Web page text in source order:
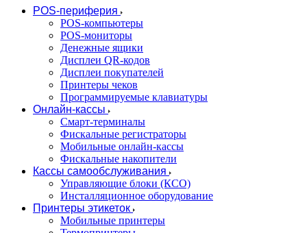
POS-периферия
POS-компьютеры
POS-мониторы
Денежные ящики
Дисплеи QR-кодов
Дисплеи покупателей
Принтеры чеков
Программируемые клавиатуры
Онлайн-кассы
Смарт-терминалы
Фискальные регистраторы
Мобильные онлайн-кассы
Фискальные накопители
Кассы самообслуживания
Управляющие блоки (КСО)
Инсталляционное оборудование
Принтеры этикеток
Мобильные принтеры